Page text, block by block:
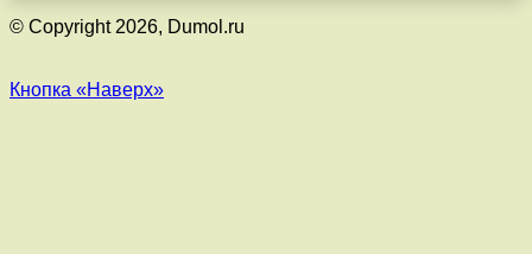
© Copyright 2026, Dumol.ru
Кнопка «Наверх»